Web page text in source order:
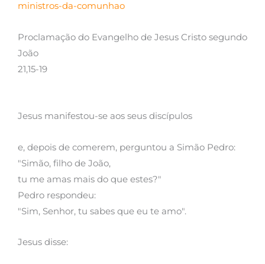
ministros-da-comunhao
Proclamação do Evangelho de Jesus Cristo segundo
João
21,15-19
Jesus manifestou-se aos seus discípulos
e, depois de comerem, perguntou a Simão Pedro:
"Simão, filho de João,
tu me amas mais do que estes?"
Pedro respondeu:
"Sim, Senhor, tu sabes que eu te amo".
Jesus disse: